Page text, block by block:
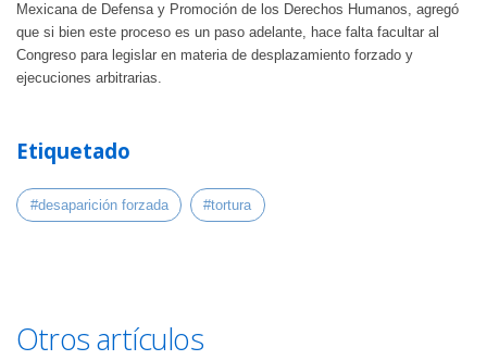
Mexicana de Defensa y Promoción de los Derechos Humanos, agregó
que si bien este proceso es un paso adelante, hace falta facultar al
Congreso para legislar en materia de desplazamiento forzado y
ejecuciones arbitrarias.
Etiquetado
#desaparición forzada #tortura
Otros artículos